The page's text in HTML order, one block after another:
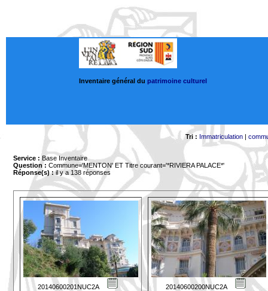
Inventaire général du patrimoine culturel
Tri : Immatriculation|
Service : Base Inventaire
Question : Commune='MENTON' ET Titre courant='*RIVIERA PALACE*'
Réponse(s) :il y a 138 réponses
20140600201NUC2A 20140600200NUC2A